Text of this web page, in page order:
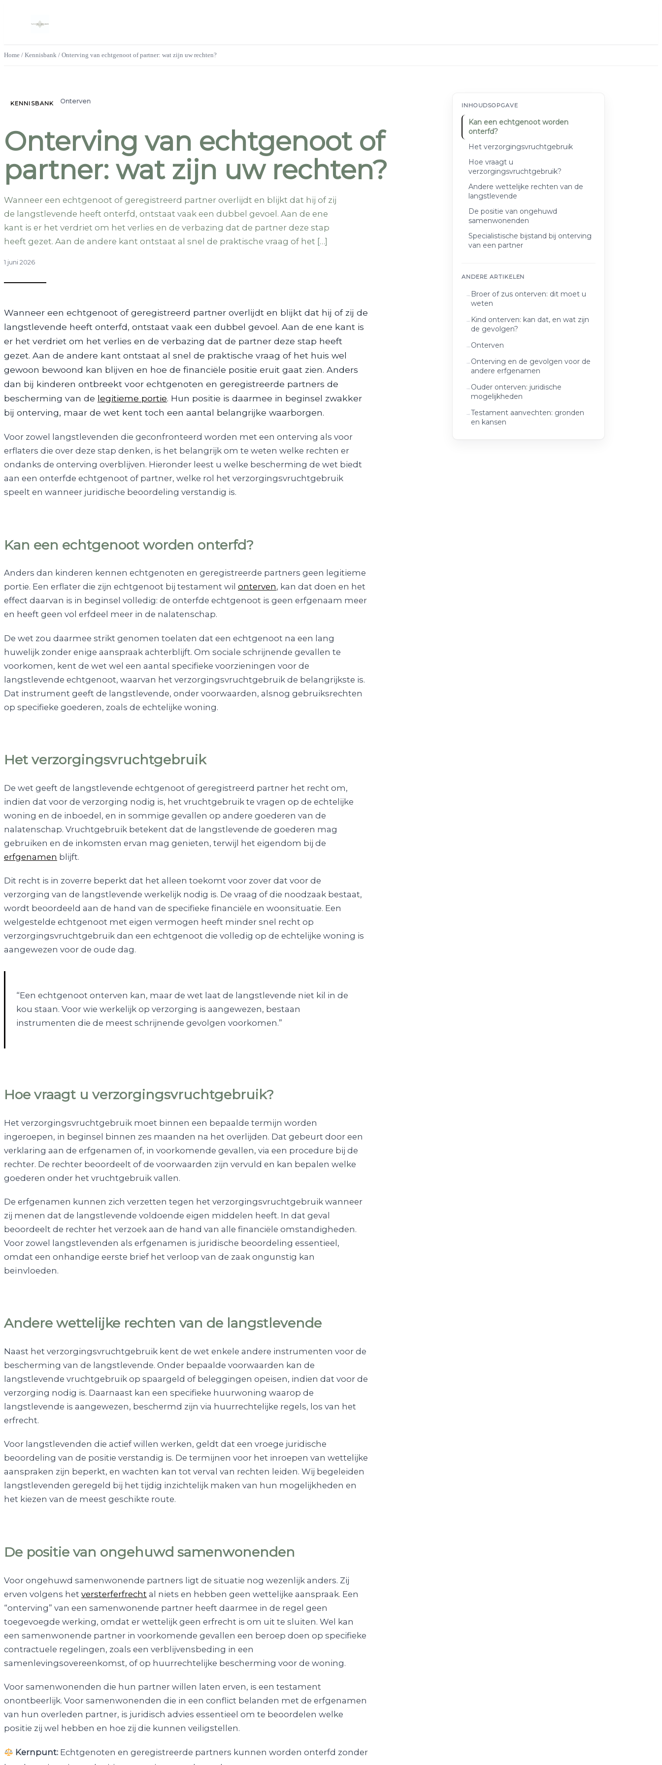
Home / Kennisbank / Onterving van echtgenoot of partner: wat zijn uw rechten?
KENNISBANK Onterven
Onterving van echtgenoot of
partner: wat zijn uw rechten?
Wanneer een echtgenoot of geregistreerd partner overlijdt en blijkt dat hij of zij
de langstlevende heeft onterfd, ontstaat vaak een dubbel gevoel. Aan de ene
kant is er het verdriet om het verlies en de verbazing dat de partner deze stap
heeft gezet. Aan de andere kant ontstaat al snel de praktische vraag of het […]
1 juni 2026
Wanneer een echtgenoot of geregistreerd partner overlijdt en blijkt dat hij of zij de
langstlevende heeft onterfd, ontstaat vaak een dubbel gevoel. Aan de ene kant is
er het verdriet om het verlies en de verbazing dat de partner deze stap heeft
gezet. Aan de andere kant ontstaat al snel de praktische vraag of het huis wel
gewoon bewoond kan blijven en hoe de financiële positie eruit gaat zien. Anders
dan bij kinderen ontbreekt voor echtgenoten en geregistreerde partners de
bescherming van de legitieme portie. Hun positie is daarmee in beginsel zwakker
bij onterving, maar de wet kent toch een aantal belangrijke waarborgen.
Voor zowel langstlevenden die geconfronteerd worden met een onterving als voor
erflaters die over deze stap denken, is het belangrijk om te weten welke rechten er
ondanks de onterving overblijven. Hieronder leest u welke bescherming de wet biedt
aan een onterfde echtgenoot of partner, welke rol het verzorgingsvruchtgebruik
speelt en wanneer juridische beoordeling verstandig is.
Kan een echtgenoot worden onterfd?
Anders dan kinderen kennen echtgenoten en geregistreerde partners geen legitieme
portie. Een erflater die zijn echtgenoot bij testament wil onterven, kan dat doen en het
effect daarvan is in beginsel volledig: de onterfde echtgenoot is geen erfgenaam meer
en heeft geen vol erfdeel meer in de nalatenschap.
De wet zou daarmee strikt genomen toelaten dat een echtgenoot na een lang
huwelijk zonder enige aanspraak achterblijft. Om sociale schrijnende gevallen te
voorkomen, kent de wet wel een aantal specifieke voorzieningen voor de
langstlevende echtgenoot, waarvan het verzorgingsvruchtgebruik de belangrijkste is.
Dat instrument geeft de langstlevende, onder voorwaarden, alsnog gebruiksrechten
op specifieke goederen, zoals de echtelijke woning.
Het verzorgingsvruchtgebruik
De wet geeft de langstlevende echtgenoot of geregistreerd partner het recht om,
indien dat voor de verzorging nodig is, het vruchtgebruik te vragen op de echtelijke
woning en de inboedel, en in sommige gevallen op andere goederen van de
nalatenschap. Vruchtgebruik betekent dat de langstlevende de goederen mag
gebruiken en de inkomsten ervan mag genieten, terwijl het eigendom bij de
erfgenamen blijft.
Dit recht is in zoverre beperkt dat het alleen toekomt voor zover dat voor de
verzorging van de langstlevende werkelijk nodig is. De vraag of die noodzaak bestaat,
wordt beoordeeld aan de hand van de specifieke financiële en woonsituatie. Een
welgestelde echtgenoot met eigen vermogen heeft minder snel recht op
verzorgingsvruchtgebruik dan een echtgenoot die volledig op de echtelijke woning is
aangewezen voor de oude dag.
“Een echtgenoot onterven kan, maar de wet laat de langstlevende niet kil in de
kou staan. Voor wie werkelijk op verzorging is aangewezen, bestaan
instrumenten die de meest schrijnende gevolgen voorkomen.”
Hoe vraagt u verzorgingsvruchtgebruik?
Het verzorgingsvruchtgebruik moet binnen een bepaalde termijn worden
ingeroepen, in beginsel binnen zes maanden na het overlijden. Dat gebeurt door een
verklaring aan de erfgenamen of, in voorkomende gevallen, via een procedure bij de
rechter. De rechter beoordeelt of de voorwaarden zijn vervuld en kan bepalen welke
goederen onder het vruchtgebruik vallen.
De erfgenamen kunnen zich verzetten tegen het verzorgingsvruchtgebruik wanneer
zij menen dat de langstlevende voldoende eigen middelen heeft. In dat geval
beoordeelt de rechter het verzoek aan de hand van alle financiële omstandigheden.
Voor zowel langstlevenden als erfgenamen is juridische beoordeling essentieel,
omdat een onhandige eerste brief het verloop van de zaak ongunstig kan
beïnvloeden.
Andere wettelijke rechten van de langstlevende
Naast het verzorgingsvruchtgebruik kent de wet enkele andere instrumenten voor de
bescherming van de langstlevende. Onder bepaalde voorwaarden kan de
langstlevende vruchtgebruik op spaargeld of beleggingen opeisen, indien dat voor de
verzorging nodig is. Daarnaast kan een specifieke huurwoning waarop de
langstlevende is aangewezen, beschermd zijn via huurrechtelijke regels, los van het
erfrecht.
Voor langstlevenden die actief willen werken, geldt dat een vroege juridische
beoordeling van de positie verstandig is. De termijnen voor het inroepen van wettelijke
aanspraken zijn beperkt, en wachten kan tot verval van rechten leiden. Wij begeleiden
langstlevenden geregeld bij het tijdig inzichtelijk maken van hun mogelijkheden en
het kiezen van de meest geschikte route.
De positie van ongehuwd samenwonenden
Voor ongehuwd samenwonende partners ligt de situatie nog wezenlijk anders. Zij
erven volgens het versterferfrecht al niets en hebben geen wettelijke aanspraak. Een
“onterving” van een samenwonende partner heeft daarmee in de regel geen
toegevoegde werking, omdat er wettelijk geen erfrecht is om uit te sluiten. Wel kan
een samenwonende partner in voorkomende gevallen een beroep doen op specifieke
contractuele regelingen, zoals een verblijvensbeding in een
samenlevingsovereenkomst, of op huurrechtelijke bescherming voor de woning.
Voor samenwonenden die hun partner willen laten erven, is een testament
onontbeerlijk. Voor samenwonenden die in een conflict belanden met de erfgenamen
van hun overleden partner, is juridisch advies essentieel om te beoordelen welke
positie zij wel hebben en hoe zij die kunnen veiligstellen.
Kernpunt: Echtgenoten en geregistreerde partners kunnen worden onterfd zonder
INHOUDSOPGAVE
Kan een echtgenoot worden
onterfd?
Het verzorgingsvruchtgebruik
Hoe vraagt u
verzorgingsvruchtgebruik?
Andere wettelijke rechten van de
langstlevende
De positie van ongehuwd
samenwonenden
Specialistische bijstand bij onterving
van een partner
ANDERE ARTIKELEN
Broer of zus onterven: dit moet u
weten
Kind onterven: kan dat, en wat zijn
de gevolgen?
Onterven
Onterving en de gevolgen voor de
andere erfgenamen
Ouder onterven: juridische
mogelijkheden
Testament aanvechten: gronden
en kansen